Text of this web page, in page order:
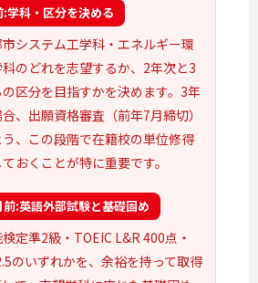
:学科・区分を決める
システム工学科・エネルギー環
のどれを志望するか、2年次と3
区分を目指すかを決めます。3年
、出願資格審査（前年7月締切）
、この段階で在籍校の単位修得
おくことが特に重要です。
前:英語外部試験と基礎固め
定準2級・TOEIC L&R 400点・
のいずれかを、余裕を持って取得